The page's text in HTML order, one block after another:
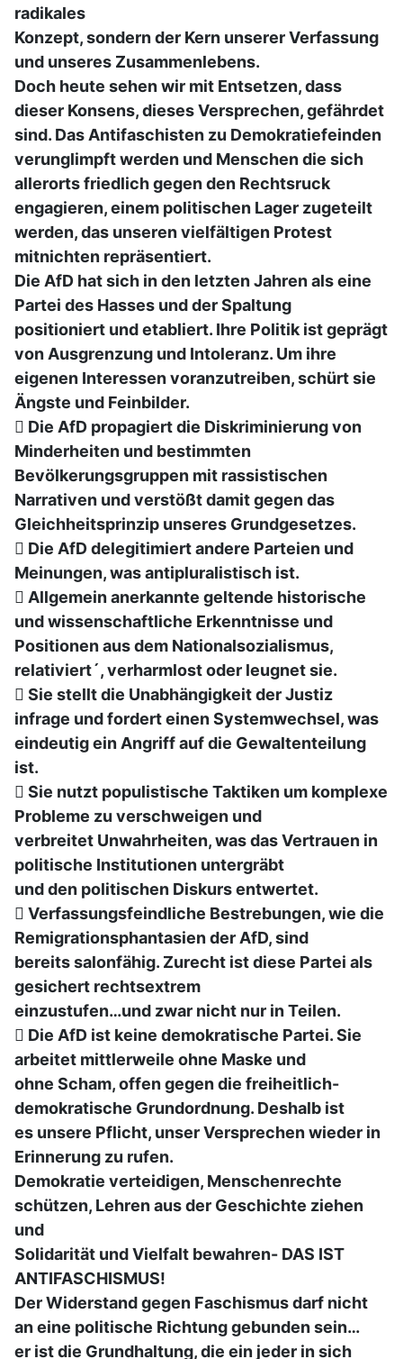
radikales
Konzept, sondern der Kern unserer Verfassung
und unseres Zusammenlebens.
Doch heute sehen wir mit Entsetzen, dass
dieser Konsens, dieses Versprechen, gefährdet
sind. Das Antifaschisten zu Demokratiefeinden
verunglimpft werden und Menschen die sich
allerorts friedlich gegen den Rechtsruck
engagieren, einem politischen Lager zugeteilt
werden, das unseren vielfältigen Protest
mitnichten repräsentiert.
Die AfD hat sich in den letzten Jahren als eine
Partei des Hasses und der Spaltung
positioniert und etabliert. Ihre Politik ist geprägt
von Ausgrenzung und Intoleranz. Um ihre
eigenen Interessen voranzutreiben, schürt sie
Ängste und Feinbilder.
 Die AfD propagiert die Diskriminierung von
Minderheiten und bestimmten
Bevölkerungsgruppen mit rassistischen
Narrativen und verstößt damit gegen das
Gleichheitsprinzip unseres Grundgesetzes.
 Die AfD delegitimiert andere Parteien und
Meinungen, was antipluralistisch ist.
 Allgemein anerkannte geltende historische
und wissenschaftliche Erkenntnisse und
Positionen aus dem Nationalsozialismus,
relativiert´, verharmlost oder leugnet sie.
 Sie stellt die Unabhängigkeit der Justiz
infrage und fordert einen Systemwechsel, was
eindeutig ein Angriff auf die Gewaltenteilung
ist.
 Sie nutzt populistische Taktiken um komplexe
Probleme zu verschweigen und
verbreitet Unwahrheiten, was das Vertrauen in
politische Institutionen untergräbt
und den politischen Diskurs entwertet.
 Verfassungsfeindliche Bestrebungen, wie die
Remigrationsphantasien der AfD, sind
bereits salonfähig. Zurecht ist diese Partei als
gesichert rechtsextrem
einzustufen…und zwar nicht nur in Teilen.
 Die AfD ist keine demokratische Partei. Sie
arbeitet mittlerweile ohne Maske und
ohne Scham, offen gegen die freiheitlich-
demokratische Grundordnung. Deshalb ist
es unsere Pflicht, unser Versprechen wieder in
Erinnerung zu rufen.
Demokratie verteidigen, Menschenrechte
schützen, Lehren aus der Geschichte ziehen
und
Solidarität und Vielfalt bewahren- DAS IST
ANTIFASCHISMUS!
Der Widerstand gegen Faschismus darf nicht
an eine politische Richtung gebunden sein…
er ist die Grundhaltung, die ein jeder in sich